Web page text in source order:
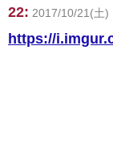
22: 2017/10/21(土)
https://